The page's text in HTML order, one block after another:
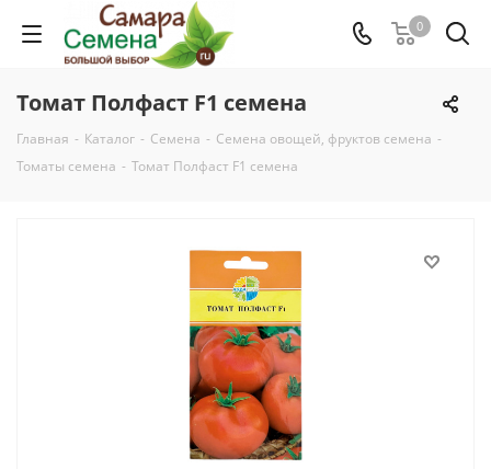
0
Томат Полфаст F1 семена
Главная - Каталог - Семена - Семена овощей, фруктов семена -
Томаты семена - Томат Полфаст F1 семена